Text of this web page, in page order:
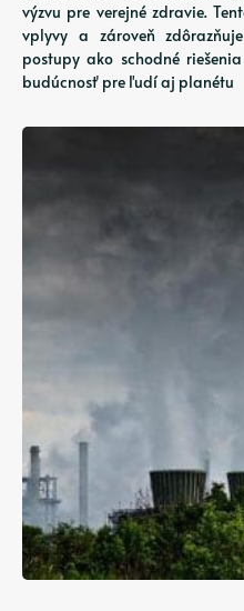
výzvu pre verejné zdravie.
vplyvy a zároveň
postupy ako schodné
budúcnosť pre ľudí aj planétu